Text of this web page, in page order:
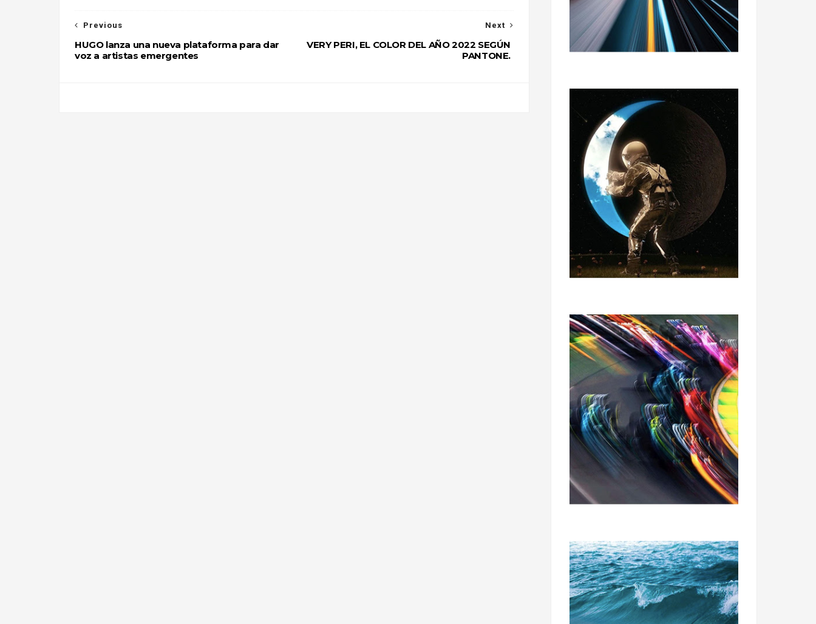
Next
VERY PERI, EL COLOR DEL AÑO 2022 SEGÚN
PANTONE.
Previous
HUGO lanza una nueva plataforma para dar
voz a artistas emergentes